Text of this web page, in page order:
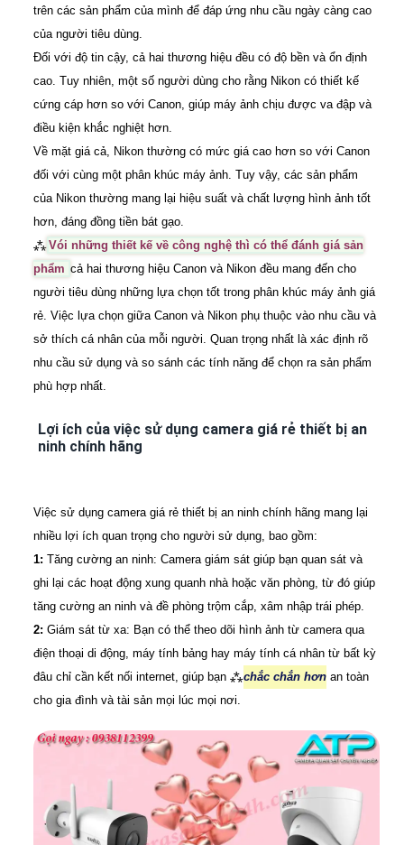
trên các sản phẩm của mình để đáp ứng nhu cầu ngày càng cao
của người tiêu dùng.
Đối với độ tin cậy, cả hai thương hiệu đều có độ bền và ổn định
cao. Tuy nhiên, một số người dùng cho rằng Nikon có thiết kế
cứng cáp hơn so với Canon, giúp máy ảnh chịu được va đập và
điều kiện khắc nghiệt hơn.
Về mặt giá cả, Nikon thường có mức giá cao hơn so với Canon
đối với cùng một phân khúc máy ảnh. Tuy vậy, các sản phẩm
của Nikon thường mang lại hiệu suất và chất lượng hình ảnh tốt
hơn, đáng đồng tiền bát gạo.
⁂Vói những thiết kế về công nghệ thì có thể đánh giá sản
phẩm cả hai thương hiệu Canon và Nikon đều mang đến cho
người tiêu dùng những lựa chọn tốt trong phân khúc máy ảnh giá
rẻ. Việc lựa chọn giữa Canon và Nikon phụ thuộc vào nhu cầu và
sở thích cá nhân của mỗi người. Quan trọng nhất là xác định rõ
nhu cầu sử dụng và so sánh các tính năng để chọn ra sản phẩm
phù hợp nhất.
Lợi ích của việc sử dụng camera giá rẻ thiết bị an
ninh chính hãng
Việc sử dụng camera giá rẻ thiết bị an ninh chính hãng mang lại
nhiều lợi ích quan trọng cho người sử dụng, bao gồm:
1: Tăng cường an ninh: Camera giám sát giúp bạn quan sát và
ghi lại các hoạt động xung quanh nhà hoặc văn phòng, từ đó giúp
tăng cường an ninh và đề phòng trộm cắp, xâm nhập trái phép.
2: Giám sát từ xa: Bạn có thể theo dõi hình ảnh từ camera qua
điện thoại di động, máy tính bảng hay máy tính cá nhân từ bất kỳ
đâu chỉ cần kết nối internet, giúp bạn ⁂chắc chắn hơn an toàn
cho gia đình và tài sản mọi lúc mọi nơi.